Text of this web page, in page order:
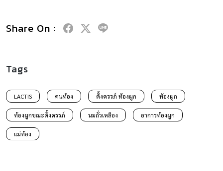
Share On :
Tags
LACTIS คนท้อง ตั้งครรภ์ ท้องผูก ท้องผูก
ท้องผูกขณะตั้งครรภ์ นมถั่วเหลือง อาการท้องผูก
แม่ท้อง